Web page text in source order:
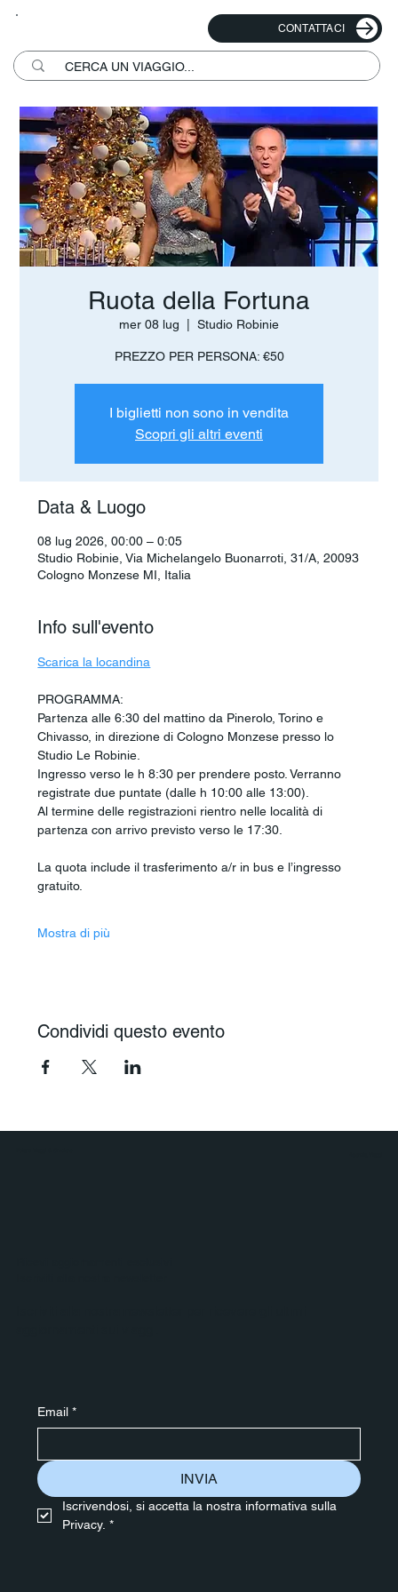
CONTATTACI
Ruota della Fortuna
mer 08 lug Studio Robinie
PREZZO PER PERSONA: €50
I biglietti non sono in vendita
Scopri gli altri eventi
Data & Luogo
08 lug 2026, 00:00 – 0:05
Studio Robinie, Via Michelangelo Buonarroti, 31/A, 20093
Cologno Monzese MI, Italia
Info sull'evento
Scarica la locandina
PROGRAMMA:
Partenza alle 6:30 del mattino da Pinerolo, Torino e
Chivasso, in direzione di Cologno Monzese presso lo
Studio Le Robinie.
Ingresso verso le h 8:30 per prendere posto. Verranno
registrate due puntate (dalle h 10:00 alle 13:00).
Al termine delle registrazioni rientro nelle località di
partenza con arrivo previsto verso le 17:30.
La quota include il trasferimento a/r in bus e l’ingresso
gratuito.
Mostra di più
Condividi questo evento
Email *
INVIA
Iscrivendosi, si accetta la nostra informativa sulla
Privacy. *